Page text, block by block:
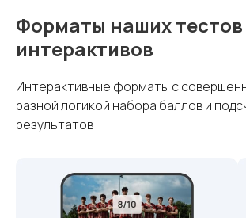
Форматы наших тестов
интерактивов
Интерактивные форматы с
разной логикой набора баллов и
результатов